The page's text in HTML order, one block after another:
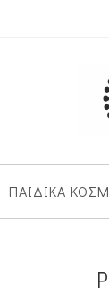
ΠΑΙΔΙΚΑ